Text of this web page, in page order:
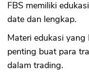
FBS memiliki
date dan lengkap.
Materi edukasi
penting buat para
dalam trading.